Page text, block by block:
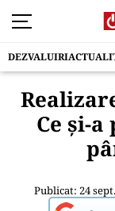
DEZVALUIRI
Ce și-
Publicat: 24